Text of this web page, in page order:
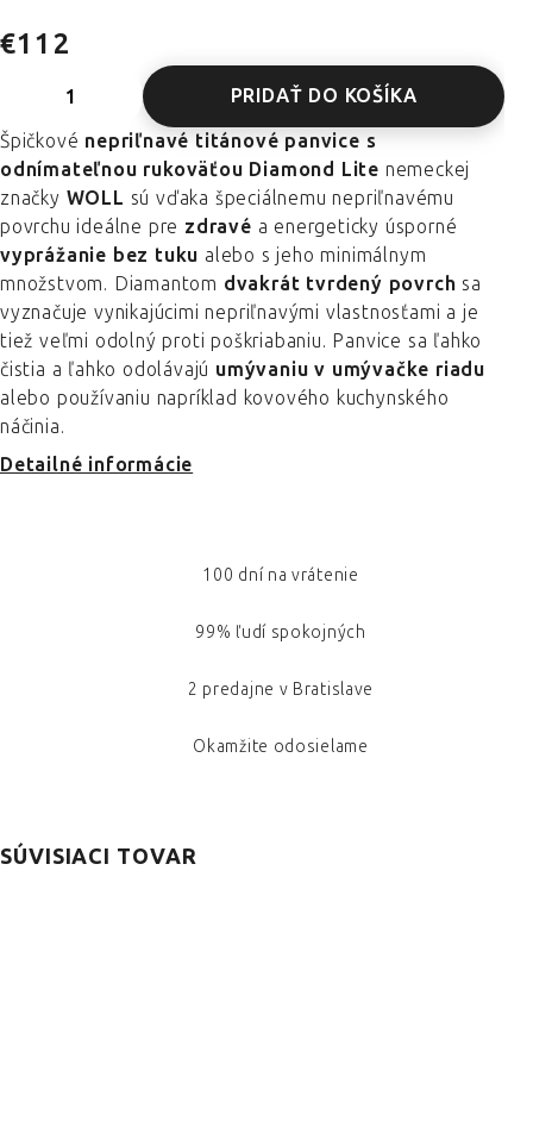
€112
PRIDAŤ DO KOŠÍKA
Špičkové nepriľnavé titánové panvice s
odnímateľnou rukoväťou Diamond Lite nemeckej
značky WOLL sú vďaka špeciálnemu nepriľnavému
povrchu ideálne pre zdravé a energeticky úsporné
vyprážanie bez tuku alebo s jeho minimálnym
množstvom. Diamantom dvakrát tvrdený povrch sa
vyznačuje vynikajúcimi nepriľnavými vlastnosťami a je
tiež veľmi odolný proti poškriabaniu. Panvice sa ľahko
čistia a ľahko odolávajú umývaniu v umývačke riadu
alebo používaniu napríklad kovového kuchynského
náčinia.
Detailné informácie
100 dní na vrátenie
99% ľudí spokojných
2 predajne v Bratislave
Okamžite odosielame
SÚVISIACI TOVAR